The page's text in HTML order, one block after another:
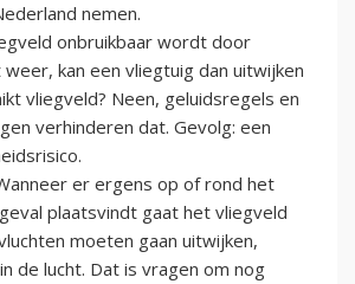
nemen.
onbruikbaar wordt door
kan een vliegtuig dan uitwijken
vliegveld? Neen, geluidsregels en
verhinderen dat. Gevolg: een
er ergens op of rond het
plaatsvindt gaat het vliegveld
moeten gaan uitwijken,
de lucht. Dat is vragen om nog